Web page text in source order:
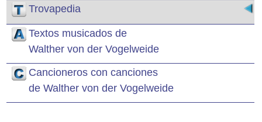
Trovapedia
Textos musicados de
Walther von der Vogelweide
Cancioneros con canciones
de Walther von der Vogelweide